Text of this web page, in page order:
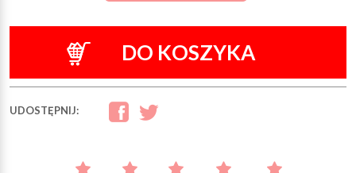
DO KOSZYKA
UDOSTĘPNIJ: